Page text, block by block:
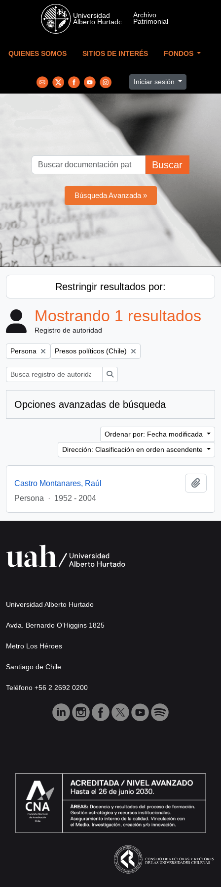
Skip to main content
QUIENES SOMOS SITIOS DE INTERÉS FONDOS
Iniciar sesión
Buscar
Búsqueda Avanzada »
Restringir resultados por:
Mostrando 1 resultados
Registro de autoridad
Remove filter:
Persona Remove filter:
Presos políticos (Chile)
Opciones avanzadas de búsqueda
Ordenar por: Fecha modificada
Dirección: Clasificación en orden ascendente
Castro Montanares, Raúl
Persona
· 1952 - 2004
Universidad Alberto Hurtado
Avda. Bernardo O’Higgins 1825
Metro Los Héroes
Santiago de Chile
Teléfono +56 2 2692 0200